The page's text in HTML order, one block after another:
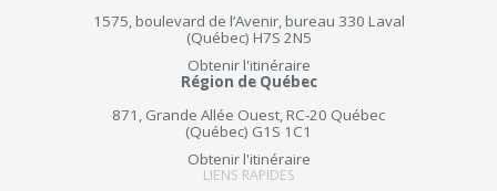
1575, boulevard de l’Avenir, bureau 330 Laval
(Québec) H7S 2N5
Obtenir l'itinéraire
Région de Québec
871, Grande Allée Ouest, RC-20 Québec
(Québec) G1S 1C1
Obtenir l'itinéraire
LIENS RAPIDES